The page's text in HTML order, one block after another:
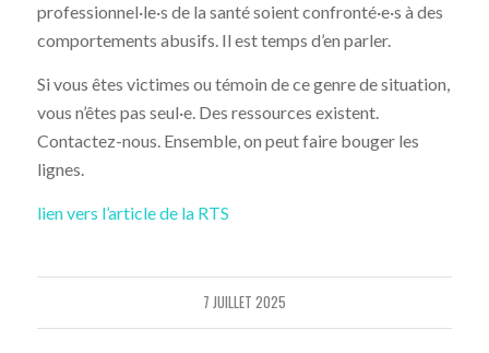
professionnel·le·s de la santé soient confronté·e·s à des
comportements abusifs. Il est temps d’en parler.
Si vous êtes victimes ou témoin de ce genre de situation,
vous n’êtes pas seul·e. Des ressources existent.
Contactez-nous. Ensemble, on peut faire bouger les
lignes.
lien vers l’article de la RTS
7 JUILLET 2025